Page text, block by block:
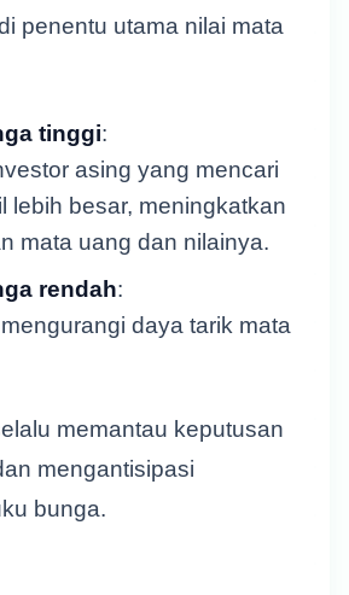
penentu utama nilai mata
tinggi:
asing yang mencari
lebih besar, meningkatkan
mata uang dan nilainya.
rendah:
daya tarik mata
memantau keputusan
mengantisipasi
bunga.